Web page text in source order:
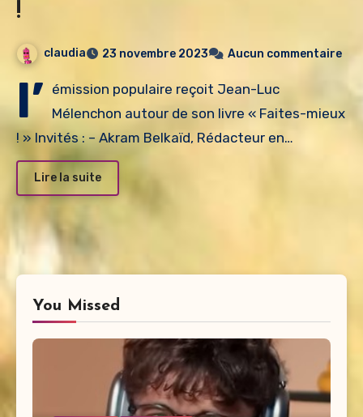
!
claudia 23 novembre 2023 Aucun commentaire
l’ émission populaire reçoit Jean-Luc
Mélenchon autour de son livre « Faites-mieux
! » Invités : – Akram Belkaïd, Rédacteur en…
Lire la suite
You Missed